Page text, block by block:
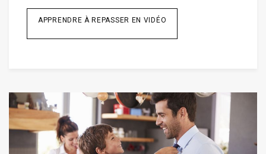
APPRENDRE À REPASSER EN VIDÉO